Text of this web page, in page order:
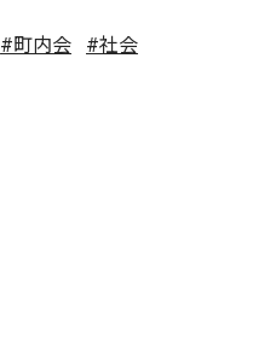
#町内会 #社会